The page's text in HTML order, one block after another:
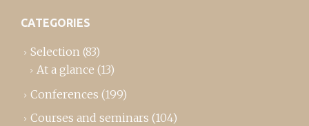
CATEGORIES
Selection (83)
At a glance (13)
Conferences (199)
Courses and seminars (104)